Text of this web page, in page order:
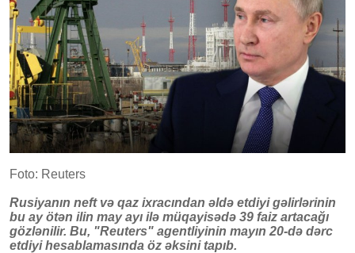
Foto: Reuters
Rusiyanın neft və qaz ixracından əldə etdiyi gəlirlərinin
bu ay ötən ilin may ayı ilə müqayisədə 39 faiz artacağı
gözlənilir. Bu, "Reuters" agentliyinin mayın 20-də dərc
etdiyi hesablamasında öz əksini tapıb.